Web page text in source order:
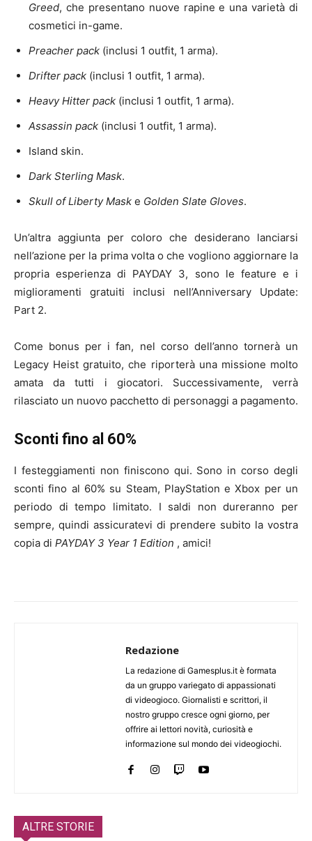
Greed, che presentano nuove rapine e una varietà di
cosmetici in-game.
Preacher pack (inclusi 1 outfit, 1 arma).
Drifter pack (inclusi 1 outfit, 1 arma).
Heavy Hitter pack (inclusi 1 outfit, 1 arma).
Assassin pack (inclusi 1 outfit, 1 arma).
Island skin.
Dark Sterling Mask.
Skull of Liberty Mask e Golden Slate Gloves.
Un’altra aggiunta per coloro che desiderano lanciarsi
nell’azione per la prima volta o che vogliono aggiornare la
propria esperienza di PAYDAY 3, sono le feature e i
miglioramenti gratuiti inclusi nell’Anniversary Update:
Part 2.
Come bonus per i fan, nel corso dell’anno tornerà un
Legacy Heist gratuito, che riporterà una missione molto
amata da tutti i giocatori. Successivamente, verrà
rilasciato un nuovo pacchetto di personaggi a pagamento.
Sconti fino al 60%
I festeggiamenti non finiscono qui. Sono in corso degli
sconti fino al 60% su Steam, PlayStation e Xbox per un
periodo di tempo limitato. I saldi non dureranno per
sempre, quindi assicuratevi di prendere subito la vostra
copia di PAYDAY 3 Year 1 Edition , amici!
Redazione
La redazione di Gamesplus.it è formata
da un gruppo variegato di appassionati
di videogioco. Giornalisti e scrittori, il
nostro gruppo cresce ogni giorno, per
offrire ai lettori novità, curiosità e
informazione sul mondo dei videogiochi.
ALTRE STORIE